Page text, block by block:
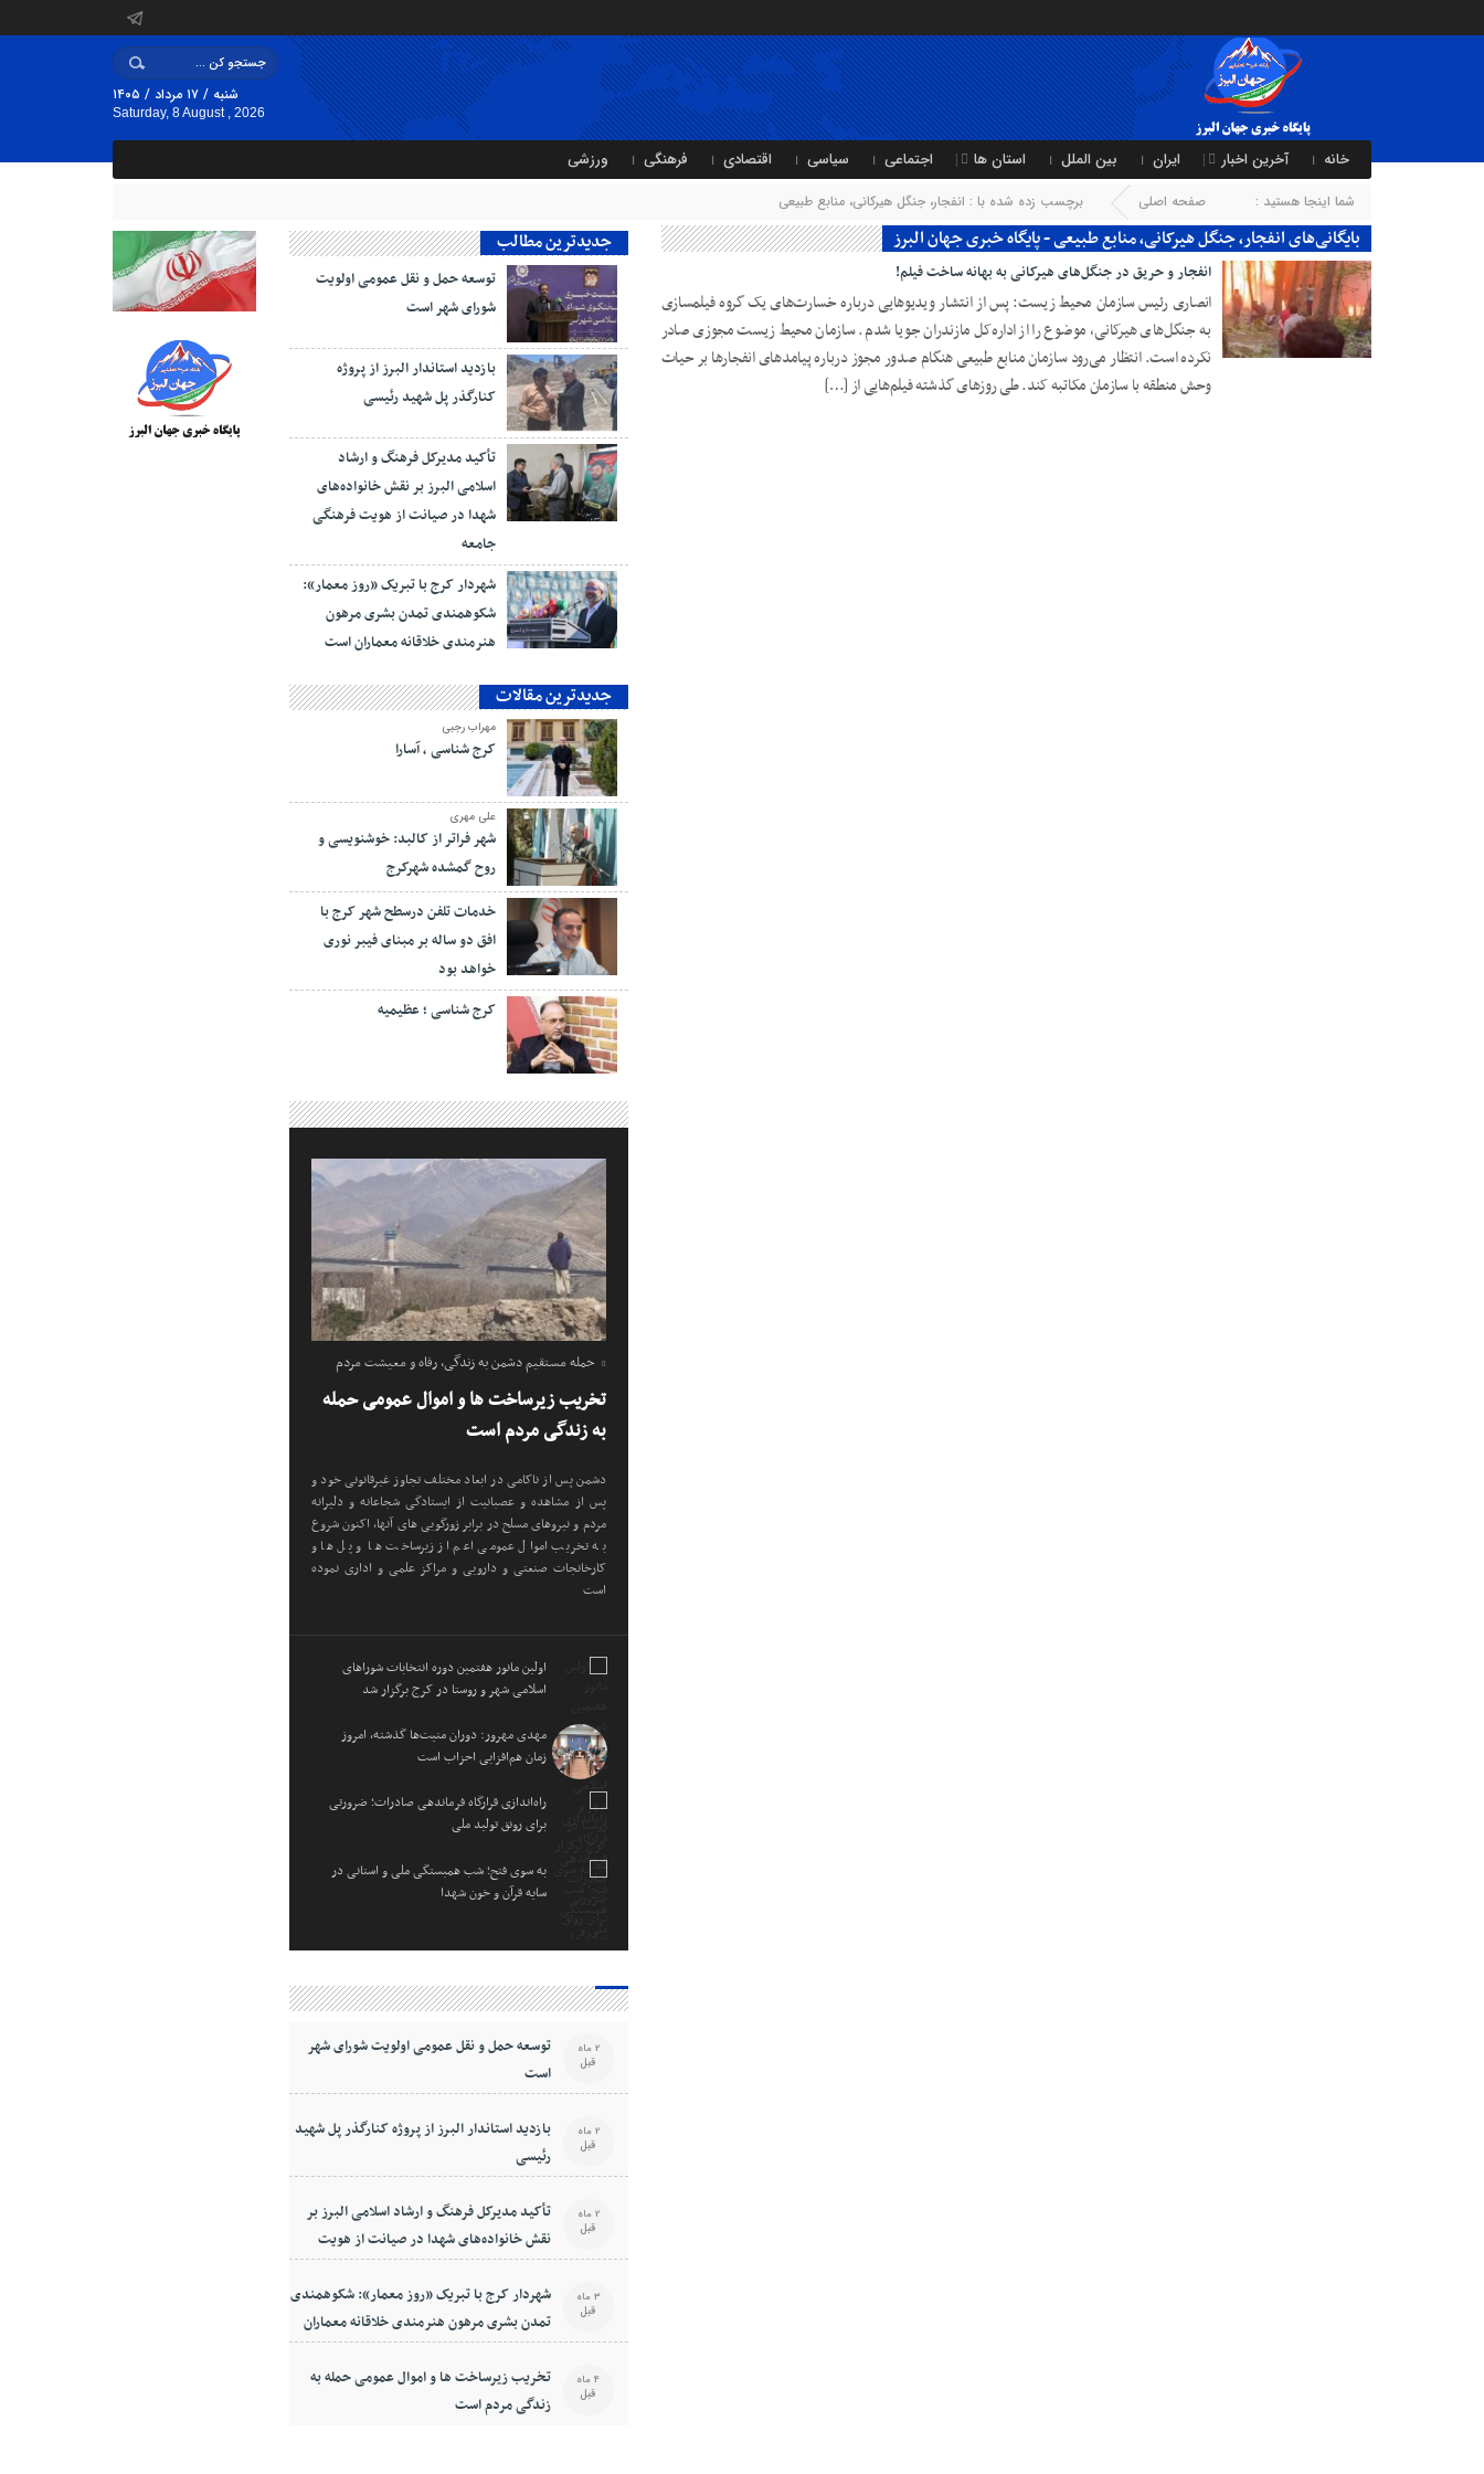
شنبه / ۱۷ مرداد / ۱۴۰۵
Saturday, 8 August , 2026
خانه آخرین اخبار ایران بین الملل استان ها اجتماعی سیاسی اقتصادی فرهنگی ورزشی
شما اینجا هستید : صفحه اصلی برچسب زده شده با : انفجار، جنگل هیرکانی، منابع طبیعی
بایگانی‌های انفجار، جنگل هیرکانی، منابع طبیعی - پایگاه خبری جهان البرز
22 سپتامبر 2024
انفجار و حریق در جنگل‌های هیرکانی به بهانه ساخت فیلم!
انصاری رئیس سازمان محیط زیست: پس از انتشار ویدیوهایی درباره خسارت‌های یک گروه فیلمسازی
به جنگل‌های هیرکانی، موضوع را از اداره‌کل مازندران جویا شدم. سازمان محیط‌ زیست مجوزی صادر
نکرده است. انتظار می‌رود سازمان منابع طبیعی هنگام صدور مجوز درباره پیامدهای انفجارها بر حیات
وحش منطقه با سازمان مکاتبه کند. طی روزهای گذشته فیلم‌هایی از […]
جدیدترین مطالب
توسعه حمل و نقل عمومی اولویت
شورای شهر است
بازدید استاندار البرز از پروژه
کنارگذر پل شهید رئیسی
تأکید مدیرکل فرهنگ و ارشاد
اسلامی البرز بر نقش خانواده‌های
شهدا در صیانت از هویت فرهنگی
جامعه
شهردار کرج با تبریک «روز معمار»:
شکوهمندی تمدن بشری مرهون
هنرمندی خلاقانه معماران است
جدیدترین مقالات
مهراب رجبی
کرج شناسی ، آسارا
علی مهری
شهر فراتر از کالبد: خوشنویسی و
روح گمشده شهرکرج
خدمات تلفن درسطح شهر کرج با
افق دو ساله بر مبنای فیبر نوری
خواهد بود
کرج شناسی ؛ عظیمیه
حمله مستقیم دشمن به زندگی، رفاه و معیشت مردم
تخریب زیرساخت ها و اموال عمومی حمله
به زندگی مردم است
دشمن پس از ناکامی در ابعاد مختلف تجاوز غیرقانونی خود و
پس از مشاهده و عصبانیت از ایستادگی شجاعانه و دلیرانه
مردم و نیروهای مسلح در برابر زورگویی های آنها، اکنون شروع
به تخریب اموال عمومی اعم از زیرساخت ها و پل ها و
کارخانجات صنعتی و دارویی و مراکز علمی و اداری نموده
است
اولین مانور هفتمین دوره انتخابات شوراهای
اسلامی شهر و روستا در کرج برگزار شد
مهدی مهرور: دوران منیت‌ها گذشته، امروز
زمان هم‌افزایی احزاب است
راه‌اندازی قرارگاه فرماندهی صادرات؛ ضرورتی
برای رونق تولید ملی
به سوی فتح؛ شب همبستگی ملی و استانی در
سایه قرآن و خون شهدا
توسعه حمل و نقل عمومی اولویت شورای شهر
است
2 ماه
قبل
بازدید استاندار البرز از پروژه کنارگذر پل شهید
رئیسی
2 ماه
قبل
تأکید مدیرکل فرهنگ و ارشاد اسلامی البرز بر
نقش خانواده‌های شهدا در صیانت از هویت
فرهنگی جامعه
2 ماه
قبل
شهردار کرج با تبریک «روز معمار»: شکوهمندی
تمدن بشری مرهون هنرمندی خلاقانه معماران
است
3 ماه
قبل
تخریب زیرساخت ها و اموال عمومی حمله به
زندگی مردم است
4 ماه
قبل